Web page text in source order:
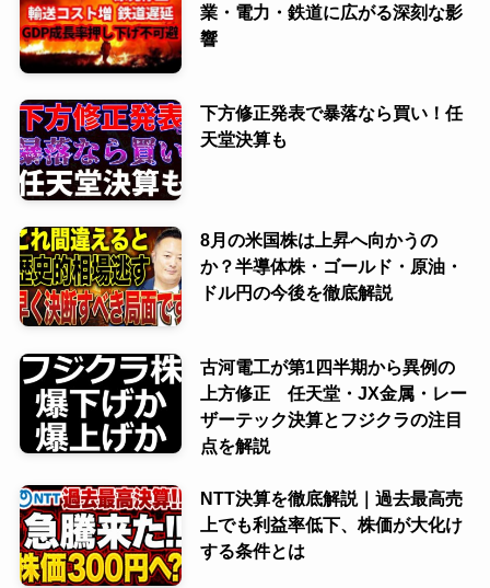
業・電力・鉄道に広がる深刻な影
響
下方修正発表で暴落なら買い！任
天堂決算も
8月の米国株は上昇へ向かうの
か？半導体株・ゴールド・原油・
ドル円の今後を徹底解説
古河電工が第1四半期から異例の
上方修正 任天堂・JX金属・レー
ザーテック決算とフジクラの注目
点を解説
NTT決算を徹底解説｜過去最高売
上でも利益率低下、株価が大化け
する条件とは